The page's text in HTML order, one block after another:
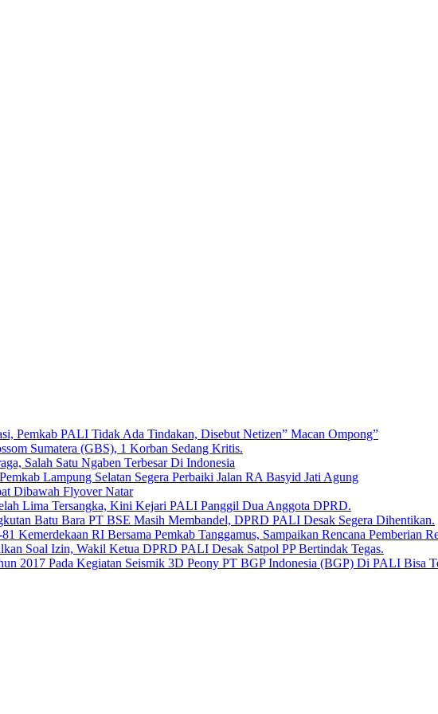
Pemkab PALI Tidak Ada Tindakan, Disebut Netizen” Macan Ompong”
Sumatera (GBS), 1 Korban Sedang Kritis.
Salah Satu Ngaben Terbesar Di Indonesia
Lampung Selatan Segera Perbaiki Jalan RA Basyid Jati Agung
Dibawah Flyover Natar
Lima Tersangka, Kini Kejari PALI Panggil Dua Anggota DPRD.
Batu Bara PT BSE Masih Membandel, DPRD PALI Desak Segera Dihentikan.
Kemerdekaan RI Bersama Pemkab Tanggamus, Sampaikan Rencana Pemberian
Soal Izin, Wakil Ketua DPRD PALI Desak Satpol PP Bertindak Tegas.
2017 Pada Kegiatan Seismik 3D Peony PT BGP Indonesia (BGP) Di PALI Bisa